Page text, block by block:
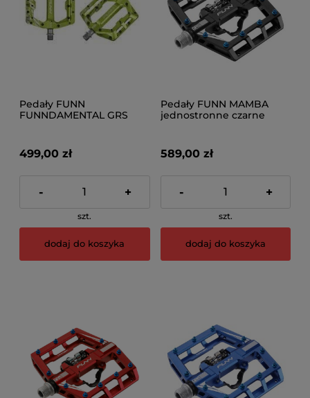
Pedały FUNN
FUNNDAMENTAL GRS
499,00 zł
- +
szt.
dodaj do koszyka
Pedały FUNN MAMBA
jednostronne czarne
589,00 zł
- +
szt.
dodaj do koszyka